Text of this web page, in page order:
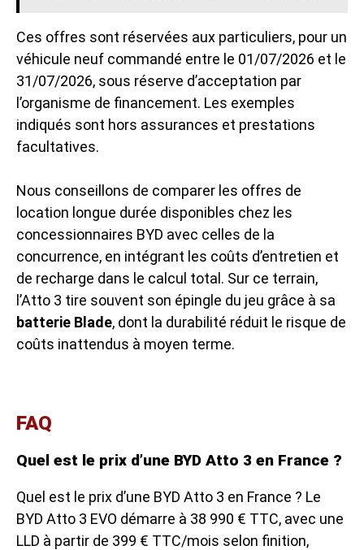
Ces offres sont réservées aux particuliers, pour un
véhicule neuf commandé entre le 01/07/2026 et le
31/07/2026, sous réserve d’acceptation par
l’organisme de financement. Les exemples
indiqués sont hors assurances et prestations
facultatives.
Nous conseillons de comparer les offres de
location longue durée disponibles chez les
concessionnaires BYD avec celles de la
concurrence, en intégrant les coûts d’entretien et
de recharge dans le calcul total. Sur ce terrain,
l’Atto 3 tire souvent son épingle du jeu grâce à sa
batterie Blade, dont la durabilité réduit le risque de
coûts inattendus à moyen terme.
FAQ
Quel est le prix d’une BYD Atto 3 en France ?
Quel est le prix d’une BYD Atto 3 en France ? Le
BYD Atto 3 EVO démarre à 38 990 € TTC, avec une
LLD à partir de 399 € TTC/mois selon finition,